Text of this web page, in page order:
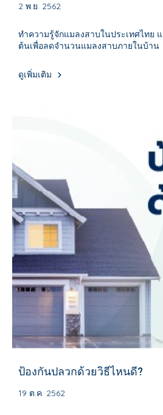
2 พ.ย. 2562
ทำความรู้จักแมลงสาบในประเทศไทย
ต้นเพื่อลดจำนวนแมลงสาบภายในบ้าน
ดูเพิ่มเติม
ป้องกันปลวกด้วยวิธีไหนดี?
19 ต.ค. 2562